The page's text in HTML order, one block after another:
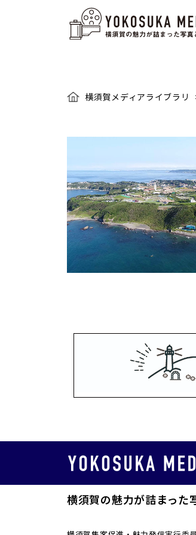
横須賀メディアライブラリ
横須賀の魅力が詰まった